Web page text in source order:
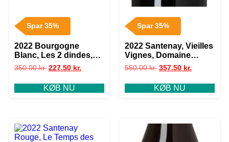
Spar 35%
2022 Bourgogne
Blanc, Les 2 dindes,
Domaine Antoine
350.00kr. 227.50 kr.
KØB NU
Spar 35%
2022 Santenay, Vieilles
Vignes, Domaine
Quentin Jeannot
550.00kr. 357.50 kr.
KØB NU